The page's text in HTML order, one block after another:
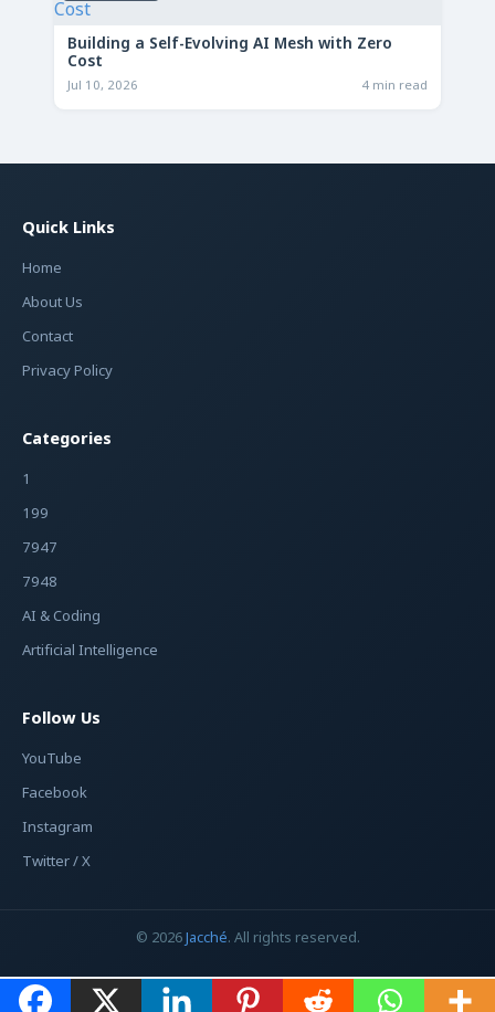
Building a Self-Evolving AI Mesh with Zero
Cost
Jul 10, 2026 4 min read
Quick Links
Home
About Us
Contact
Privacy Policy
Categories
1
199
7947
7948
AI & Coding
Artificial Intelligence
Follow Us
YouTube
Facebook
Instagram
Twitter / X
© 2026Jacché. All rights reserved.